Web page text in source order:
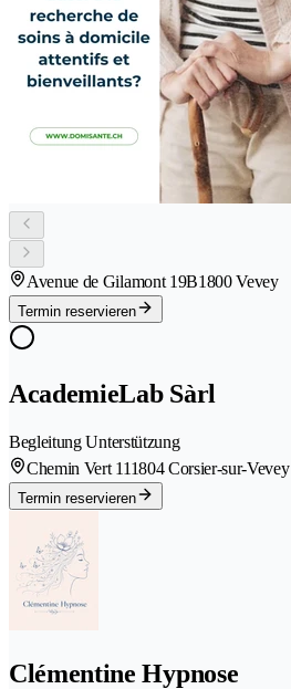
Avenue de Gilamont 19B1800 Vevey
Termin reservieren
AcademieLab Sàrl
Begleitung Unterstützung
Chemin Vert 111804 Corsier-sur-Vevey
Termin reservieren
Clémentine Hypnose